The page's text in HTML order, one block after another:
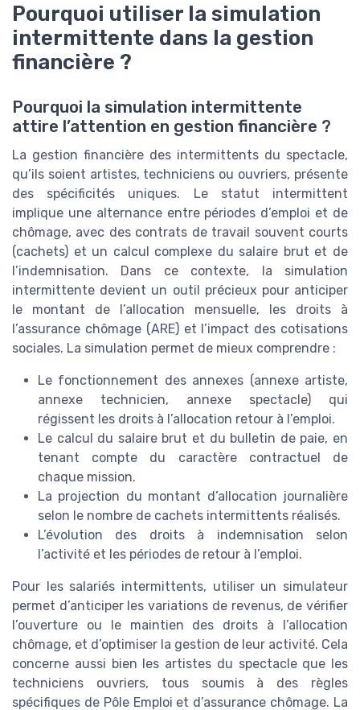
Pourquoi utiliser la simulation
intermittente dans la gestion
financière ?
Pourquoi la simulation intermittente
attire l’attention en gestion financière ?
La gestion financière des intermittents du spectacle,
qu’ils soient artistes, techniciens ou ouvriers, présente
des spécificités uniques. Le statut intermittent
implique une alternance entre périodes d’emploi et de
chômage, avec des contrats de travail souvent courts
(cachets) et un calcul complexe du salaire brut et de
l’indemnisation. Dans ce contexte, la simulation
intermittente devient un outil précieux pour anticiper
le montant de l’allocation mensuelle, les droits à
l’assurance chômage (ARE) et l’impact des cotisations
sociales. La simulation permet de mieux comprendre :
Le fonctionnement des annexes (annexe artiste,
annexe technicien, annexe spectacle) qui
régissent les droits à l’allocation retour à l’emploi.
Le calcul du salaire brut et du bulletin de paie, en
tenant compte du caractère contractuel de
chaque mission.
La projection du montant d’allocation journalière
selon le nombre de cachets intermittents réalisés.
L’évolution des droits à indemnisation selon
l’activité et les périodes de retour à l’emploi.
Pour les salariés intermittents, utiliser un simulateur
permet d’anticiper les variations de revenus, de vérifier
l’ouverture ou le maintien des droits à l’allocation
chômage, et d’optimiser la gestion de leur activité. Cela
concerne aussi bien les artistes du spectacle que les
techniciens ouvriers, tous soumis à des règles
spécifiques de Pôle Emploi et d’assurance chômage. La